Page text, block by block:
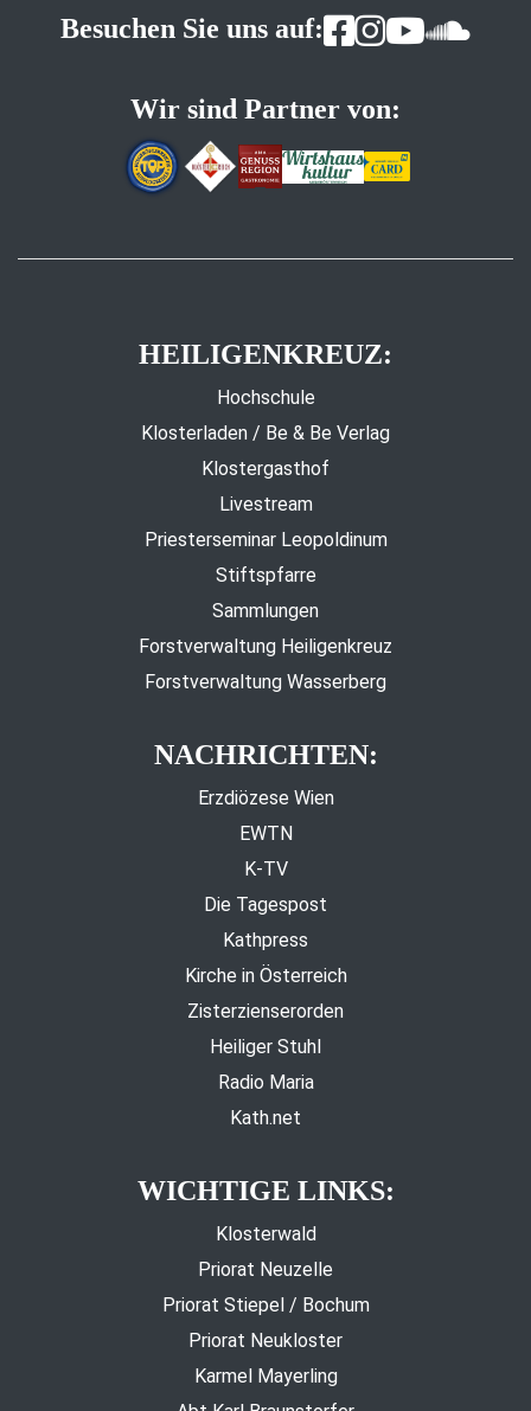
Besuchen Sie uns auf:
Wir sind Partner von:
HEILIGENKREUZ:
Hochschule
Klosterladen / Be & Be Verlag
Klostergasthof
Livestream
Priesterseminar Leopoldinum
Stiftspfarre
Sammlungen
Forstverwaltung Heiligenkreuz
Forstverwaltung Wasserberg
NACHRICHTEN:
Erzdiözese Wien
EWTN
K-TV
Die Tagespost
Kathpress
Kirche in Österreich
Zisterzienserorden
Heiliger Stuhl
Radio Maria
Kath.net
WICHTIGE LINKS:
Klosterwald
Priorat Neuzelle
Priorat Stiepel / Bochum
Priorat Neukloster
Karmel Mayerling